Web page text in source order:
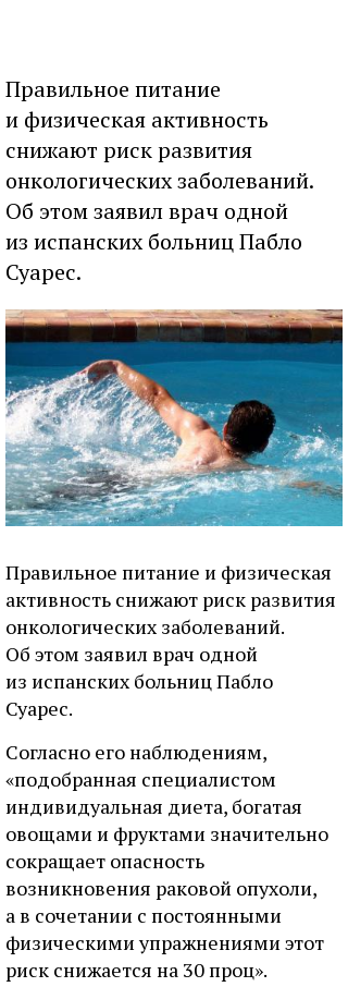
Правильное питание
и физическая активность
снижают риск развития
онкологических заболеваний.
Об этом заявил врач одной
из испанских больниц Пабло
Суарес.
Правильное питание и физическая
активность снижают риск развития
онкологических заболеваний.
Об этом заявил врач одной
из испанских больниц Пабло
Суарес.
Согласно его наблюдениям,
«подобранная специалистом
индивидуальная диета, богатая
овощами и фруктами значительно
сокращает опасность
возникновения раковой опухоли,
а в сочетании с постоянными
физическими упражнениями этот
риск снижается на 30 проц».